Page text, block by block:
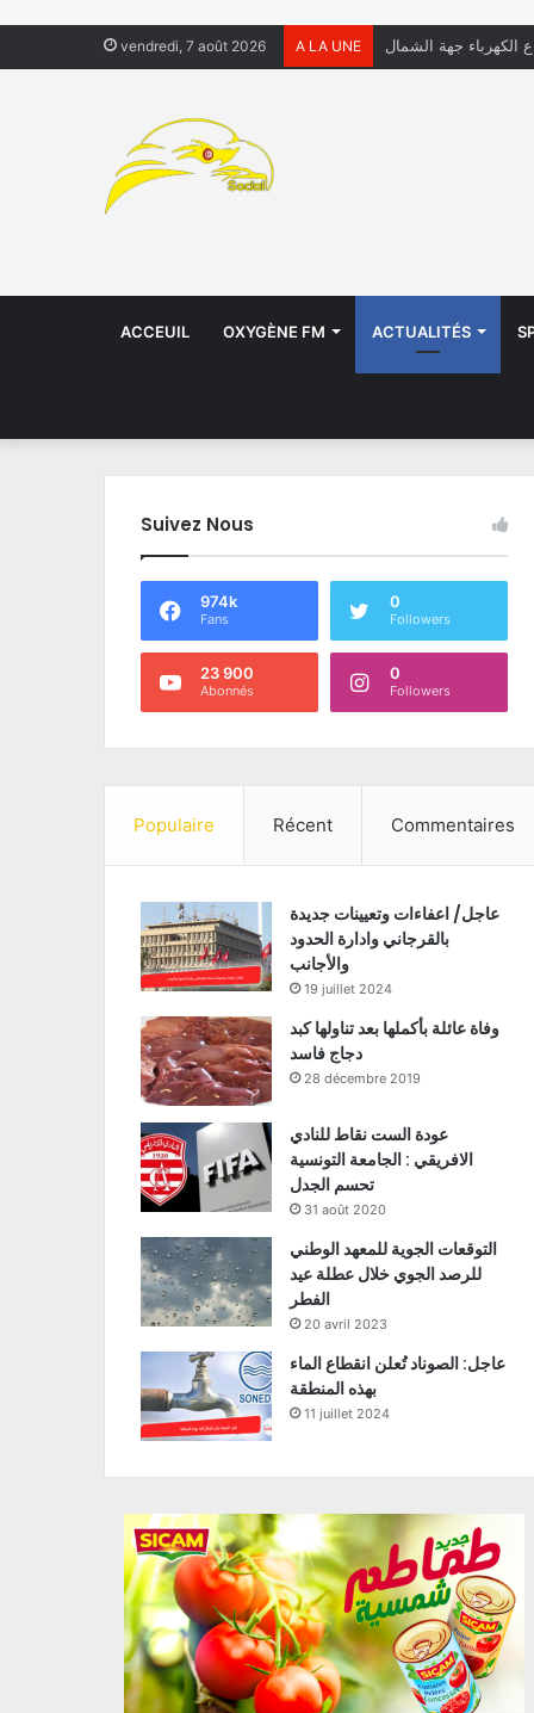
vendredi, 7 août 2026 A LA UNE يعيشون في الشوارع
ACCEUIL OXYGÈNE FM ACTUALITÉS
Suivez Nous
974k
Fans
0
Followers
23 900
Abonnés
0
Followers
Populaire Récent Commentaires
عاجل/ اعفاءات وتعيينات جديدة
بالقرجاني وادارة الحدود
والأجانب
19 juillet 2024
وفاة عائلة بأكملها بعد تناولها كبد
دجاج فاسد
28 décembre 2019
عودة الست نقاط للنادي
الافريقي : الجامعة التونسية
تحسم الجدل
31 août 2020
التوقعات الجوية للمعهد الوطني
للرصد الجوي خلال عطلة عيد
الفطر
20 avril 2023
عاجل: الصوناد تُعلن انقطاع الماء
بهذه المنطقة
11 juillet 2024